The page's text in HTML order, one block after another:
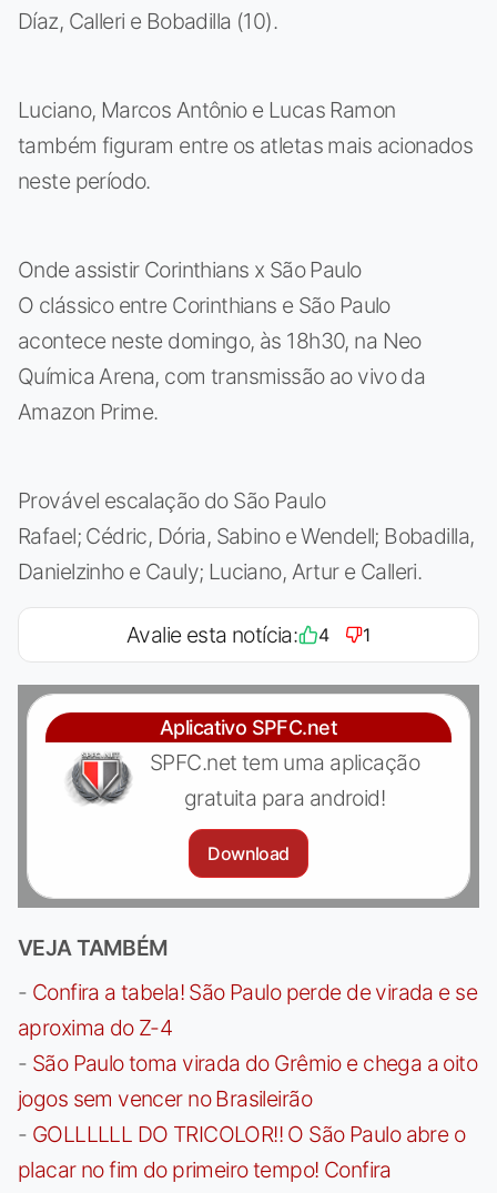
Díaz, Calleri e Bobadilla (10).
Luciano, Marcos Antônio e Lucas Ramon
também figuram entre os atletas mais acionados
neste período.
Onde assistir Corinthians x São Paulo
O clássico entre Corinthians e São Paulo
acontece neste domingo, às 18h30, na Neo
Química Arena, com transmissão ao vivo da
Amazon Prime.
Provável escalação do São Paulo
Rafael; Cédric, Dória, Sabino e Wendell; Bobadilla,
Danielzinho e Cauly; Luciano, Artur e Calleri.
Avalie esta notícia: 4 1
Aplicativo SPFC.net
SPFC.net tem uma aplicação
gratuita para android!
Download
VEJA TAMBÉM
- Confira a tabela! São Paulo perde de virada e se
aproxima do Z-4
- São Paulo toma virada do Grêmio e chega a oito
jogos sem vencer no Brasileirão
- GOLLLLLL DO TRICOLOR!! O São Paulo abre o
placar no fim do primeiro tempo! Confira